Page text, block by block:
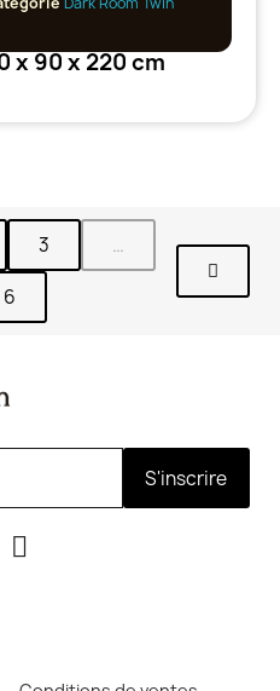
x 90 x 220 cm
3 …
6
S'inscrire